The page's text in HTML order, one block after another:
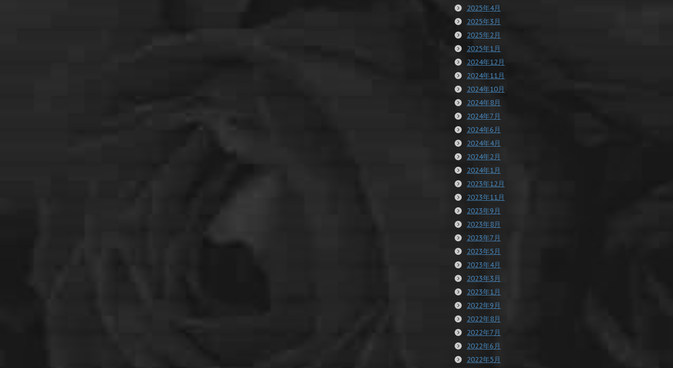
2025年4月
2025年3月
2025年2月
2025年1月
2024年12月
2024年11月
2024年10月
2024年8月
2024年7月
2024年6月
2024年4月
2024年2月
2024年1月
2023年12月
2023年11月
2023年9月
2023年8月
2023年7月
2023年5月
2023年4月
2023年3月
2023年1月
2022年9月
2022年8月
2022年7月
2022年6月
2022年5月